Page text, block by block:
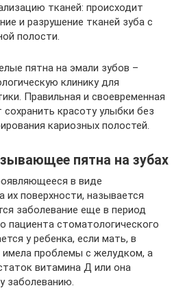
тканей: происходит
и разрушение тканей зуба с
полости.
пятна на эмали зубов –
клинику для
Правильная и своевременная
красоту улыбки без
кариозных полостей.
пятна на зубах
в виде
их поверхности, называется
заболевание еще в период
пациента стоматологического
у ребенка, если мать, в
имела проблемы с желудком, а
витамина Д или она
заболеванию.